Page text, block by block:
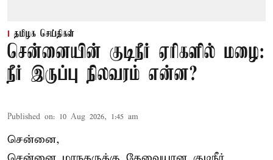
தமிழக செய்திகள்
சென்னையின் குடிநீர் ஏரிகளில் மழை:
நீர் இருப்பு நிலவரம் என்ன?
Published on: 10 Aug 2026, 1:45 am
சென்னை,